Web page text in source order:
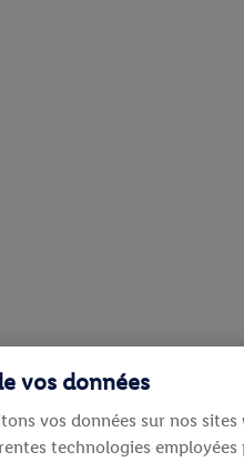
vos données
vos données sur nos sites
technologies employées